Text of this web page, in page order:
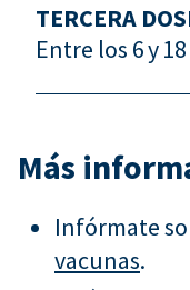
TERCERA
Entre los 6 y
Más
Infórmate
vacunas.